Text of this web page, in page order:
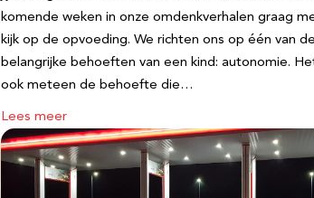
komende weken in onze omdenkverhalen graag
kijk op de opvoeding. We richten ons op één van
belangrijke behoeften van een kind: autonomie.
ook meteen de behoefte die…
Lees meer